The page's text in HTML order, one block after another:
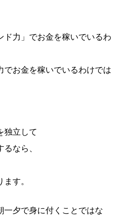
ド力」でお金を稼いでいるわ
でお金を稼いでいるわけでは
独立して
なら、
す。
一夕で身に付くことではな